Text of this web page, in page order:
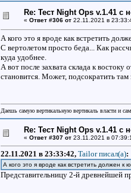
Re: Тест Night Ops v.1.41 с
« Ответ #306 от22.11.2021 в
А кого это я вроде как встретить
С вертолетом просто беда... Как
куда удобнее.
А вот после захвата склада к
становится. Может, подсократить там
Даешь самую вертикальную вертикаль власти и
Re: Тест Night Ops v.1.41 с
« Ответ #307 от23.11.2021 в
22.11.2021 в 23:33:42, Tailor писал(a):
А кого это я вроде как встретить должен
Представительницу 2-й древнейшей